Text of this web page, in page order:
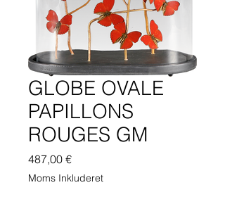
GLOBE OVALE
PAPILLONS
ROUGES GM
487,00 €Pris
Moms Inkluderet